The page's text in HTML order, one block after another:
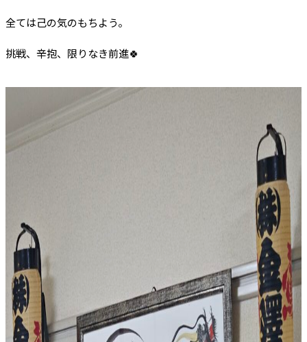
全ては己の気のもちよう。
挑戦、辛抱、限りなき前進🍀